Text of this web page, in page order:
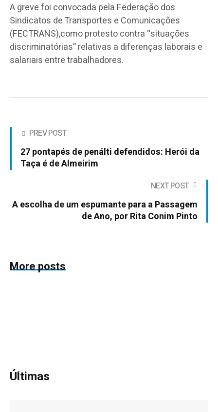
A greve foi convocada pela Federação dos
Sindicatos de Transportes e Comunicações
(FECTRANS),como protesto contra “situações
discriminatórias” relativas a diferenças laborais e
salariais entre trabalhadores.
PREV POST
27 pontapés de penálti defendidos: Herói da
Taça é de Almeirim
NEXT POST
A escolha de um espumante para a Passagem
de Ano, por Rita Conim Pinto
More posts
Últimas